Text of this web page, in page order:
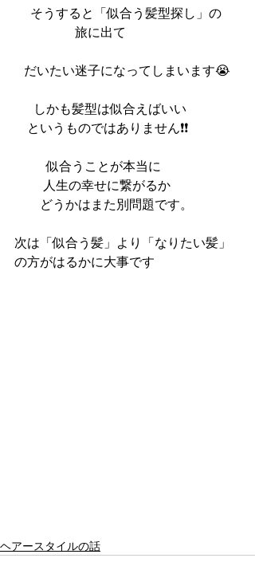
     そうすると「似合う髪型探し」の
                   旅に出て
   だいたい迷子になってしまいます😭
      しかも髪型は似合えばいい
    というものではありません❗️❗️
          似合うことが本当に
         人生の幸せに繋がるか
        どうかはまた別問題です。
次は「似合う髪」より「なりたい髪」
の方がはるかに大事です
ヘアースタイルの話